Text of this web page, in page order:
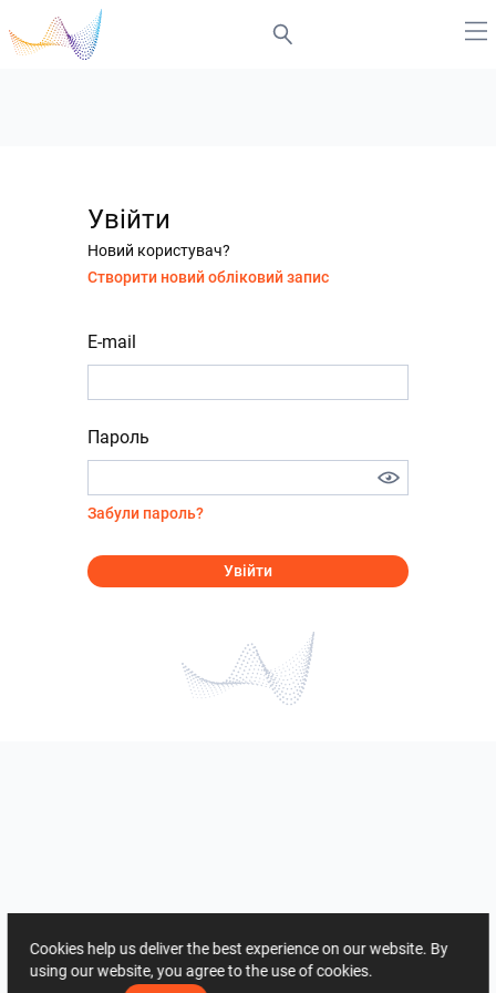
Увійти
Новий користувач?
Створити новий обліковий запис
E-mail
Пароль
Забули пароль?
Увійти
Cookies help us deliver the best experience on our website. By
using our website, you agree to the use of cookies.